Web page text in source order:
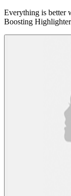
Everything is
Boosting